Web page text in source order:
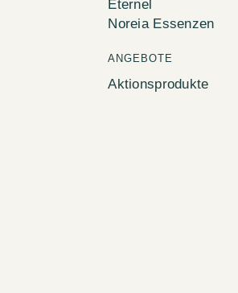
Éternel
Noreia Essenzen
ANGEBOTE
Aktionsprodukte